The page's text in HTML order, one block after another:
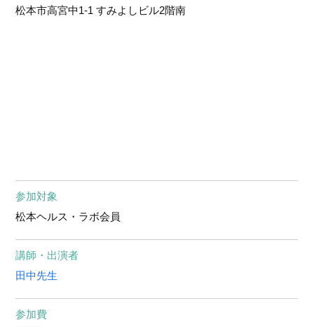
松本市高宮中1-1 すみよしビル2階南
参加対象
松本ヘルス・ラボ会員
講師・出演者
田中先生
参加費